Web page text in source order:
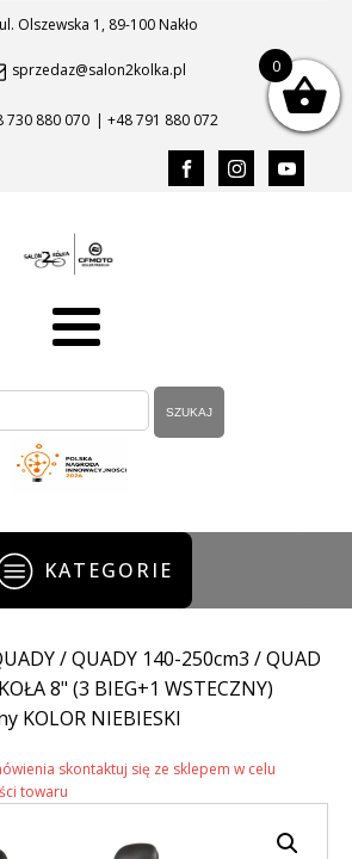
ul. Olszewska 1, 89-100 Nakło
sprzedaz@salon2kolka.pl
730 880 070 | +48 791 880 072
KATEGORIE
/QUADY 140-250cm3 / QUAD
8" (3 BIEG+1 WSTECZNY)
KOLOR NIEBIESKI
skontaktuj się ze sklepem w celu
towaru
0